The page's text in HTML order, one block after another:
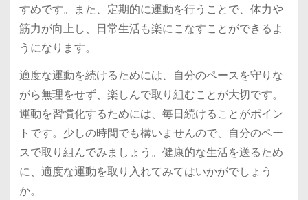
すめです。また、定期的に運動を行うことで、体力や
筋力が向上し、日常生活も楽にこなすことができるよ
うになります。
適度な運動を続けるためには、自分のペースを守りな
がら無理をせず、楽しんで取り組むことが大切です。
運動を習慣化するためには、毎日続けることがポイン
トです。少しの時間でも構いませんので、自分のペー
スで取り組んでみましょう。健康的な生活を送るため
に、適度な運動を取り入れてみてはいかがでしょう
か。